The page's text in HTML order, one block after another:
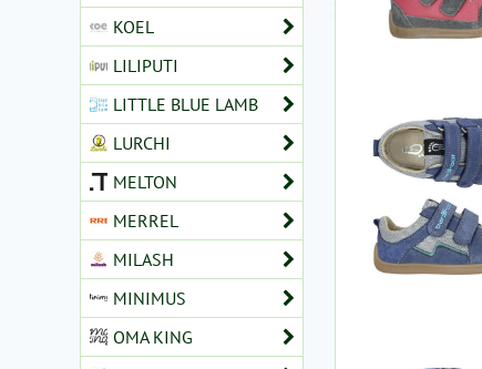
KOEL
LILIPUTI
LITTLE BLUE LAMB
LURCHI
MELTON
MERREL
MILASH
MINIMUS
OMA KING